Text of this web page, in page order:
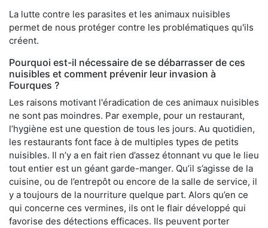
La lutte contre les parasites et les animaux nuisibles
permet de nous protéger contre les problématiques qu'ils
créent.
Pourquoi est-il nécessaire de se débarrasser de ces
nuisibles et comment prévenir leur invasion à
Fourques ?
Les raisons motivant l'éradication de ces animaux nuisibles
ne sont pas moindres. Par exemple, pour un restaurant,
l’hygiène est une question de tous les jours. Au quotidien,
les restaurants font face à de multiples types de petits
nuisibles. Il n’y a en fait rien d’assez étonnant vu que le lieu
tout entier est un géant garde-manger. Qu’il s’agisse de la
cuisine, ou de l’entrepôt ou encore de la salle de service, il
y a toujours de la nourriture quelque part. Alors qu’en ce
qui concerne ces vermines, ils ont le flair développé qui
favorise des détections efficaces. Ils peuvent porter